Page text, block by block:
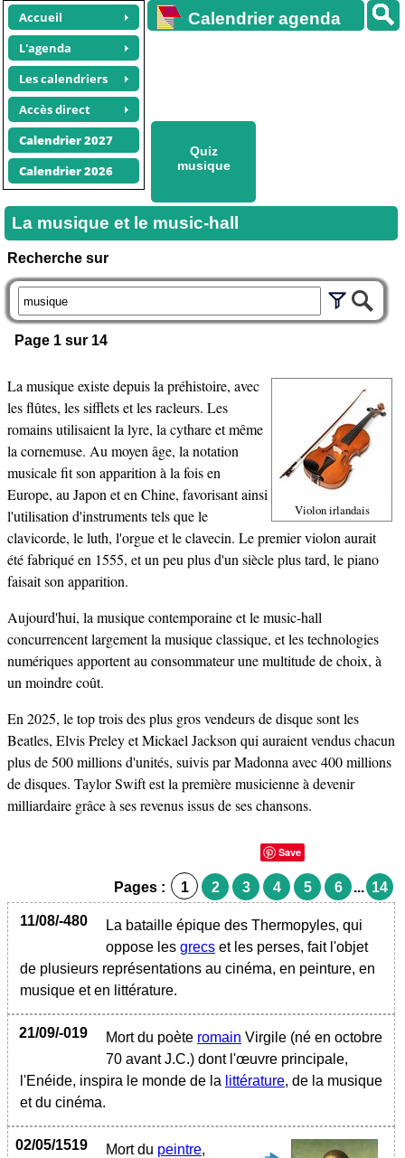
Accueil
L'agenda
Les calendriers
Accès direct
Calendrier 2027
Calendrier 2026
Calendrier agenda
Quiz
musique
La musique et le music-hall
Recherche sur
Page 1 sur 14
Violon irlandais
La musique existe depuis la préhistoire, avec
les flûtes, les sifflets et les racleurs. Les
romains utilisaient la lyre, la cythare et même
la cornemuse. Au moyen âge, la notation
musicale fit son apparition à la fois en
Europe, au Japon et en Chine, favorisant ainsi
l'utilisation d'instruments tels que le
clavicorde, le luth, l'orgue et le clavecin. Le premier violon aurait
été fabriqué en 1555, et un peu plus d'un siècle plus tard, le piano
faisait son apparition.
Aujourd'hui, la musique contemporaine et le music-hall
concurrencent largement la musique classique, et les technologies
numériques apportent au consommateur une multitude de choix, à
un moindre coût.
En 2025, le top trois des plus gros vendeurs de disque sont les
Beatles, Elvis Preley et Mickael Jackson qui auraient vendus chacun
plus de 500 millions d'unités, suivis par Madonna avec 400 millions
de disques. Taylor Swift est la première musicienne à devenir
milliardaire grâce à ses revenus issus de ses chansons.
Save
Pages : 1 2 3 4 5 6 ... 14
11/08/-480
La bataille épique des Thermopyles, qui
oppose les grecs et les perses, fait l'objet
de plusieurs représentations au cinéma, en peinture, en
musique et en littérature.
21/09/-019 Mort du poète romain Virgile (né en octobre
70 avant J.C.) dont l'œuvre principale,
l'Enéide, inspira le monde de la littérature, de la musique
et du cinéma.
02/05/1519 Mort du peintre,